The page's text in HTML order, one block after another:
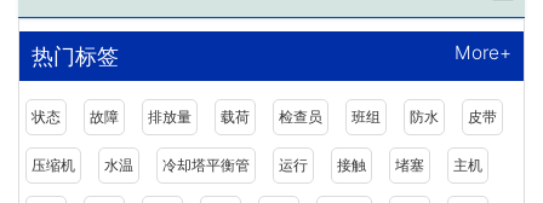
热门标签 More+
状态 故障 排放量 载荷 检查员 班组 防水 皮带
压缩机 水温 冷却塔平衡管 运行 接触 堵塞 主机